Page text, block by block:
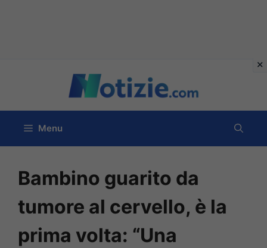
contenuto
Menu
Bambino guarito da
tumore al cervello, è la
prima volta: “Una